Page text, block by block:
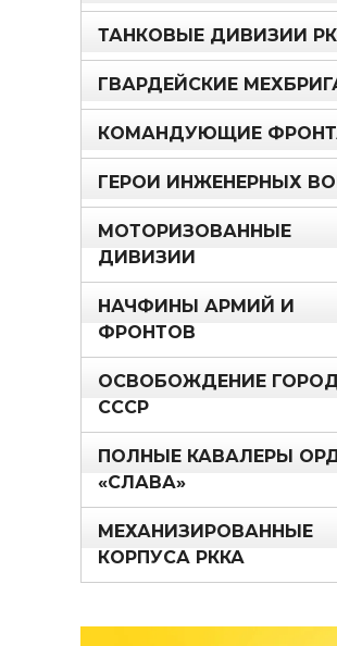
ТАНКОВЫЕ ДИВИЗИИ
ГВАРДЕЙСКИЕ
КОМАНДУЮЩИЕ
ГЕРОИ ИНЖЕНЕРНЫХ
МОТОРИЗОВАННЫЕ
ДИВИЗИИ
НАЧФИНЫ АРМИЙ И
ФРОНТОВ
ОСВОБОЖДЕНИЕ
СССР
ПОЛНЫЕ КАВАЛЕРЫ
«СЛАВА»
МЕХАНИЗИРОВАННЫЕ
КОРПУСА РККА